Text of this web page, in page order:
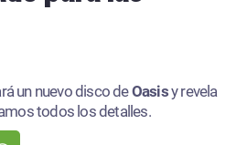
un nuevo disco deOasisy revela
todos los detalles.